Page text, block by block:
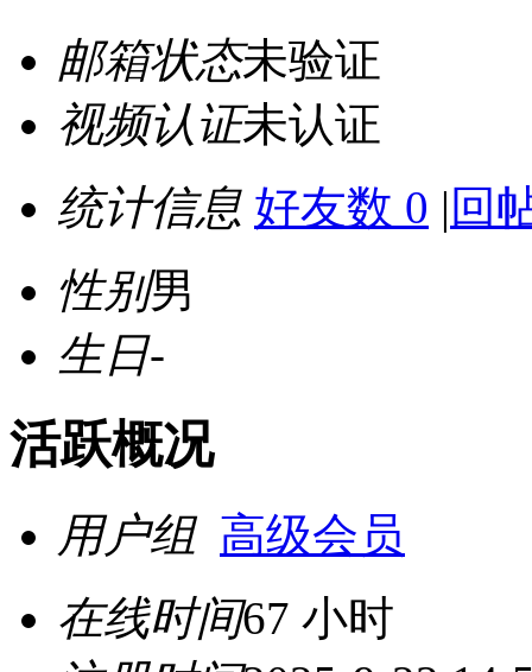
邮箱状态未验证
视频认证未认证
统计信息 好友数 0 | 回
性别男
生日-
活跃概况
用户组 高级会员
在线时间67 小时